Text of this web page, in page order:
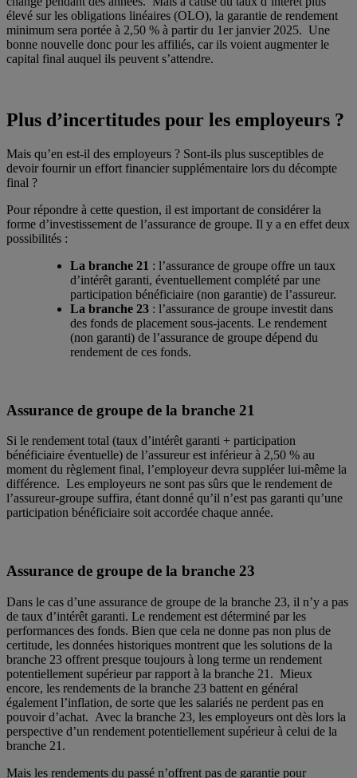
élevé sur les obligations linéaires (OLO), la garantie de rendement
minimum sera portée à 2,50 % à partir du 1er janvier 2025. Une
bonne nouvelle donc pour les affiliés, car ils voient augmenter le
capital final auquel ils peuvent s’attendre.
Plus d’incertitudes pour les employeurs ?
Mais qu’en est-il des employeurs ? Sont-ils plus susceptibles de
devoir fournir un effort financier supplémentaire lors du décompte
final ?
Pour répondre à cette question, il est important de considérer la
forme d’investissement de l’assurance de groupe. Il y a en effet deux
possibilités :
La branche 21 : l’assurance de groupe offre un taux
d’intérêt garanti, éventuellement complété par une
participation bénéficiaire (non garantie) de l’assureur.
La branche 23 : l’assurance de groupe investit dans
des fonds de placement sous-jacents. Le rendement
(non garanti) de l’assurance de groupe dépend du
rendement de ces fonds.
Assurance de groupe de la branche 21
Si le rendement total (taux d’intérêt garanti + participation
bénéficiaire éventuelle) de l’assureur est inférieur à 2,50 % au
moment du règlement final, l’employeur devra suppléer lui-même la
différence. Les employeurs ne sont pas sûrs que le rendement de
l’assureur-groupe suffira, étant donné qu’il n’est pas garanti qu’une
participation bénéficiaire soit accordée chaque année.
Assurance de groupe de la branche 23
Dans le cas d’une assurance de groupe de la branche 23, il n’y a pas
de taux d’intérêt garanti. Le rendement est déterminé par les
performances des fonds. Bien que cela ne donne pas non plus de
certitude, les données historiques montrent que les solutions de la
branche 23 offrent presque toujours à long terme un rendement
potentiellement supérieur par rapport à la branche 21. Mieux
encore, les rendements de la branche 23 battent en général
également l’inflation, de sorte que les salariés ne perdent pas en
pouvoir d’achat. Avec la branche 23, les employeurs ont dès lors la
perspective d’un rendement potentiellement supérieur à celui de la
branche 21.
Mais les rendements du passé n’offrent pas de garantie pour